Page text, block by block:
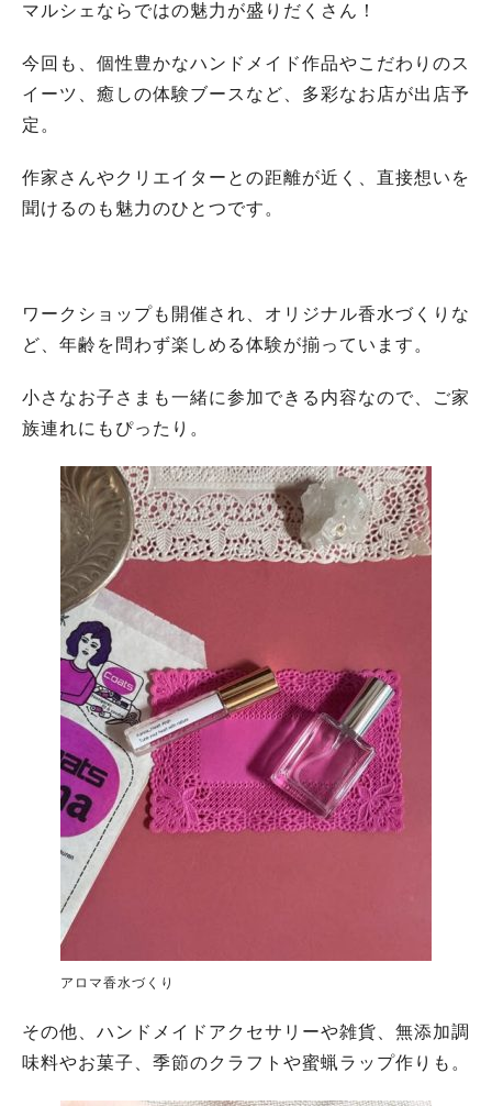
マルシェならではの魅力が盛りだくさん！
今回も、個性豊かなハンドメイド作品やこだわりのス
イーツ、癒しの体験ブースなど、多彩なお店が出店予
定。
作家さんやクリエイターとの距離が近く、直接想いを
聞けるのも魅力のひとつです。
ワークショップも開催され、オリジナル香水づくりな
ど、年齢を問わず楽しめる体験が揃っています。
小さなお子さまも一緒に参加できる内容なので、ご家
族連れにもぴったり。
アロマ香水づくり
その他、ハンドメイドアクセサリーや雑貨、無添加調
味料やお菓子、季節のクラフトや蜜蝋ラップ作りも。